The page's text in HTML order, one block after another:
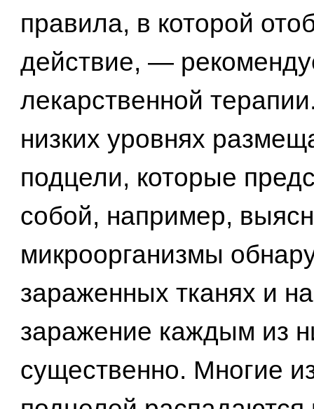
правила, в которой
действие, —
лекарственной
низких уровнях
подцели, которые
собой, например,
микроорганизмы
зараженных тканях и
заражение каждым из
существенно. Многие